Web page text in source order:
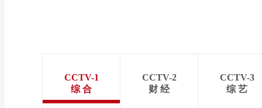
CCTV-1
综 合
CCTV-2
财 经
CCTV-3
综 艺